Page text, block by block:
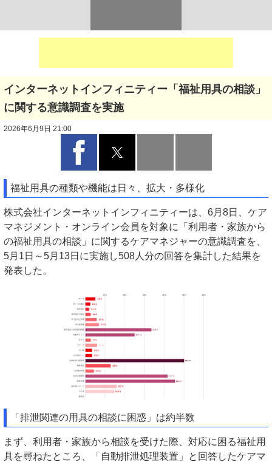
インターネットインフィニティー「福祉用具の相談」
に関する意識調査を実施
2026年6月9日 21:00
福祉用具の種類や機能は日々、拡大・多様化
株式会社インターネットインフィニティーは、6月8日、ケア
マネジメント・オンライン会員を対象に「利用者・家族から
の福祉用具の相談」に関するケアマネジャーの意識調査を、
5月1日～5月13日に実施し508人分の回答を集計した結果を
発表した。
「排泄関連の用具の相談に困惑」は約半数
まず、利用者・家族から相談を受けた際、対応に困る福祉用
具を尋ねたところ、「自動排泄処理装置」と回答したケアマ